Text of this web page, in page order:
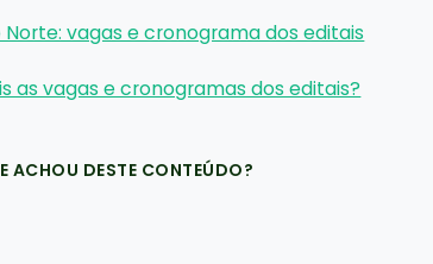
vagas e cronograma dos editais
as vagas e cronogramas dos editais?
ACHOU DESTE CONTEÚDO?